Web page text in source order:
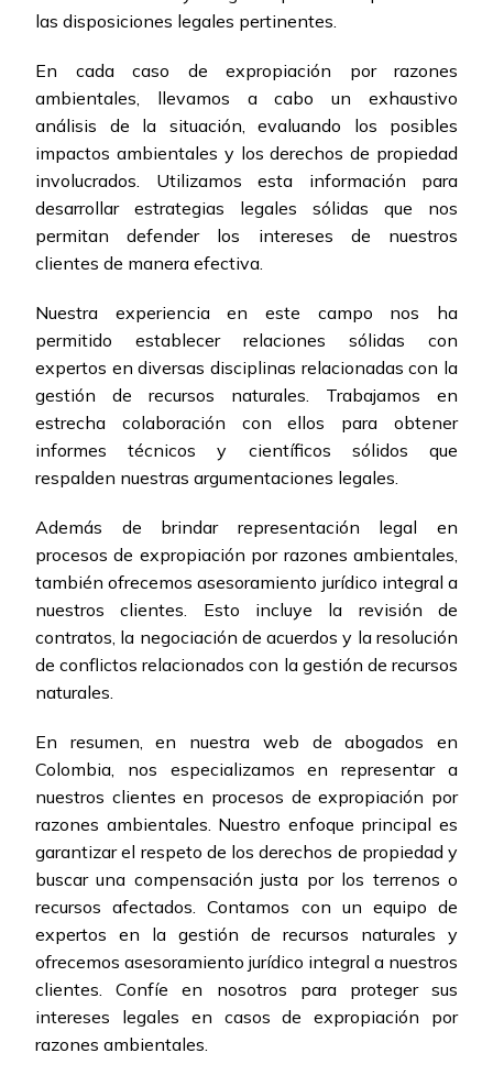
las disposiciones legales pertinentes.
En cada caso de expropiación por razones
ambientales, llevamos a cabo un exhaustivo
análisis de la situación, evaluando los posibles
impactos ambientales y los derechos de propiedad
involucrados. Utilizamos esta información para
desarrollar estrategias legales sólidas que nos
permitan defender los intereses de nuestros
clientes de manera efectiva.
Nuestra experiencia en este campo nos ha
permitido establecer relaciones sólidas con
expertos en diversas disciplinas relacionadas con la
gestión de recursos naturales. Trabajamos en
estrecha colaboración con ellos para obtener
informes técnicos y científicos sólidos que
respalden nuestras argumentaciones legales.
Además de brindar representación legal en
procesos de expropiación por razones ambientales,
también ofrecemos asesoramiento jurídico integral a
nuestros clientes. Esto incluye la revisión de
contratos, la negociación de acuerdos y la resolución
de conflictos relacionados con la gestión de recursos
naturales.
En resumen, en nuestra web de abogados en
Colombia, nos especializamos en representar a
nuestros clientes en procesos de expropiación por
razones ambientales. Nuestro enfoque principal es
garantizar el respeto de los derechos de propiedad y
buscar una compensación justa por los terrenos o
recursos afectados. Contamos con un equipo de
expertos en la gestión de recursos naturales y
ofrecemos asesoramiento jurídico integral a nuestros
clientes. Confíe en nosotros para proteger sus
intereses legales en casos de expropiación por
razones ambientales.